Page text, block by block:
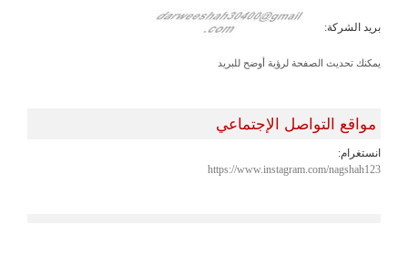
بريد الشركة:
يمكنك تحديث الصفحة لرؤية أوضح للبريد
مواقع التواصل الإجتماعي
انستغرام:
https://www.instagram.com/nagshah123